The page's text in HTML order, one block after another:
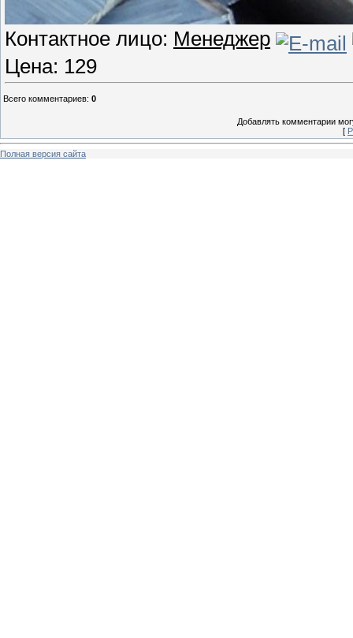
Контактное лицо: Менеджер
Цена: 129
Всего комментариев: 0
Добавлять комментарии
[
Полная версия сайта